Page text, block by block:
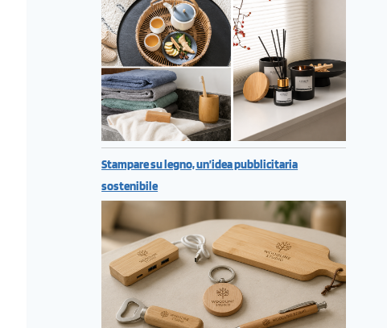
Stampare su legno, un’idea pubblicitaria
sostenibile